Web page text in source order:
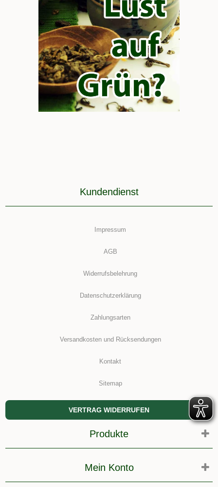
Kundendienst
Impressum
AGB
Widerrufsbelehrung
Datenschutzerklärung
Zahlungsarten
Versandkosten und Rücksendungen
Kontakt
Sitemap
VERTRAG WIDERRUFEN
Produkte
Mein Konto